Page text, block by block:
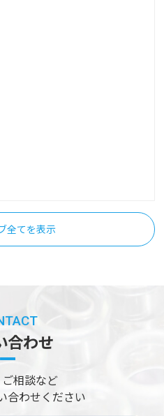
全てを表示
合わせ
相談など
合わせください